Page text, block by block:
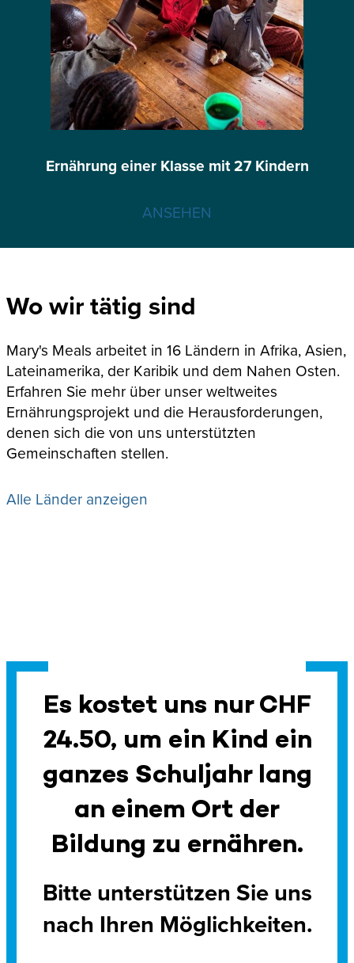
Ernährung einer Klasse mit 27 Kindern
ANSEHEN
Wo wir tätig sind
Mary's Meals arbeitet in 16 Ländern in Afrika, Asien,
Lateinamerika, der Karibik und dem Nahen Osten.
Erfahren Sie mehr über unser weltweites
Ernährungsprojekt und die Herausforderungen,
denen sich die von uns unterstützten
Gemeinschaften stellen.
Alle Länder anzeigen
Es kostet uns nur CHF
24.50, um ein Kind ein
ganzes Schuljahr lang
an einem Ort der
Bildung zu ernähren.
Bitte unterstützen Sie uns
nach Ihren Möglichkeiten.